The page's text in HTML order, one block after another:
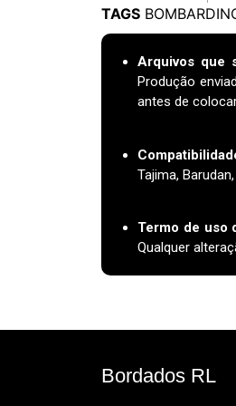
TAGS
Arquivos que
Produção
antes de
Tajima,
Termo de uso
Qualquer
Bordados RL